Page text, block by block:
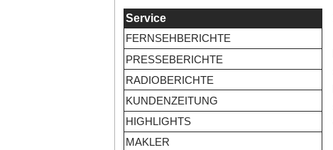
Service
FERNSEHBERICHTE
PRESSEBERICHTE
RADIOBERICHTE
KUNDENZEITUNG
HIGHLIGHTS
MAKLER